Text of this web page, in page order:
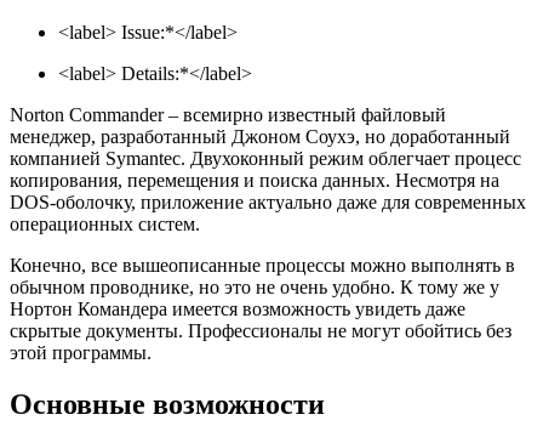
<label> Issue:*</label>
<label> Details:*</label>
Norton Commander – всемирно известный файловый
менеджер, разработанный Джоном Соухэ, но доработанный
компанией Symantec. Двухоконный режим облегчает процесс
копирования, перемещения и поиска данных. Несмотря на
DOS-оболочку, приложение актуально даже для современных
операционных систем.
Конечно, все вышеописанные процессы можно выполнять в
обычном проводнике, но это не очень удобно. К тому же у
Нортон Командера имеется возможность увидеть даже
скрытые документы. Профессионалы не могут обойтись без
этой программы.
Основные возможности